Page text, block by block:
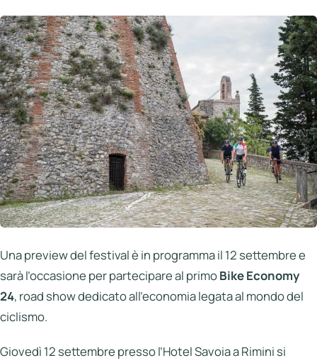
Una preview del festival è in programma il 12 settembre e
sarà l’occasione per partecipare al primoBike Economy
24, road show dedicato all’economia legata al mondo del
ciclismo.
Giovedì 12 settembre presso l’Hotel Savoia a Rimini si